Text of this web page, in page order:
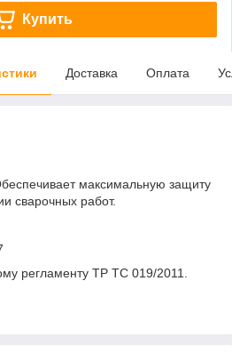
Купить
Доставка Оплата
максимальную защиту
сварочных работ.
регламенту ТР ТС 019/2011.